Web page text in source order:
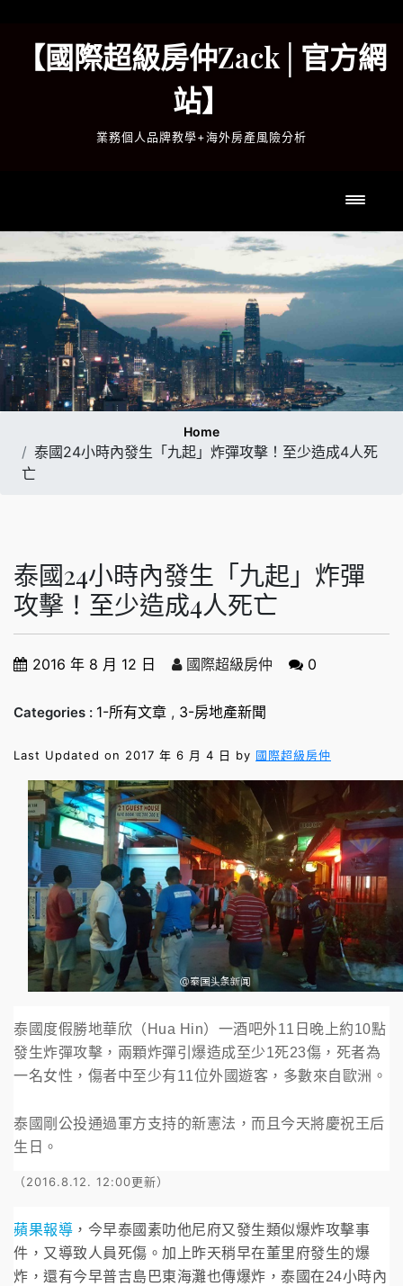
content【國際超級房仲Zack│官方網
站】
業務個人品牌教學+海外房產風險分析
Home
泰國24小時內發生「九起」炸彈攻擊！至少造成4人死
亡
泰國24小時內發生「九起」炸彈
攻擊！至少造成4人死亡
2016 年 8 月 12 日 國際超級房仲 0
Categories : 1-所有文章 , 3-房地產新聞
Last Updated on 2017 年 6 月 4 日 by 國際超級房仲
泰國度假勝地華欣（Hua Hin）一酒吧外11日晚上約10點
發生炸彈攻擊，兩顆炸彈引爆造成至少1死23傷，死者為
一名女性，傷者中至少有11位外國遊客，多數來自歐洲。
泰國剛公投通過軍方支持的新憲法，而且今天將慶祝王后
生日。
（2016.8.12. 12:00更新）
蘋果報導 ，今早泰國素叻他尼府又發生類似爆炸攻擊事
件，又導致人員死傷。加上昨天稍早在董里府發生的爆
炸，還有今早普吉島巴東海灘也傳爆炸，泰國在24小時內